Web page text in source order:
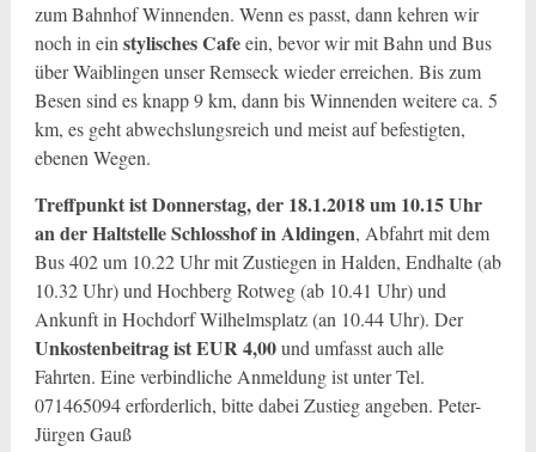
zum Bahnhof Winnenden. Wenn es passt, dann kehren wir
noch in ein stylisches Cafeein, bevor wir mit Bahn und Bus
über Waiblingen unser Remseck wieder erreichen. Bis zum
Besen sind es knapp 9 km, dann bis Winnenden weitere ca. 5
km, es geht abwechslungsreich und meist auf befestigten,
ebenen Wegen.
Treffpunkt ist Donnerstag, der 18.1.2018 um 10.15 Uhr
an der Haltstelle Schlosshof in Aldingen, Abfahrt mit dem
Bus 402 um 10.22 Uhr mit Zustiegen in Halden, Endhalte (ab
10.32 Uhr) und Hochberg Rotweg (ab 10.41 Uhr) und
Ankunft in Hochdorf Wilhelmsplatz (an 10.44 Uhr). Der
Unkostenbeitrag ist EUR 4,00und umfasst auch alle
Fahrten. Eine verbindliche Anmeldung ist unter Tel.
071465094 erforderlich, bitte dabei Zustieg angeben. Peter-
Jürgen Gauß